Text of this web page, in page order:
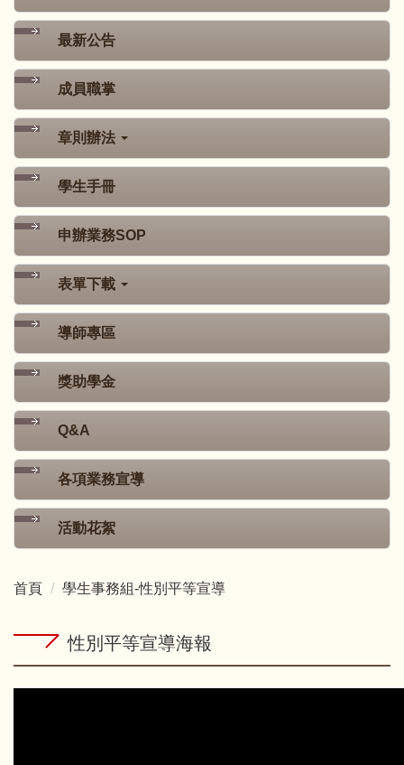
最新公告
成員職掌
章則辦法
學生手冊
申辦業務SOP
表單下載
導師專區
獎助學金
Q&A
各項業務宣導
活動花絮
首頁 學生事務組-性別平等宣導
性別平等宣導海報